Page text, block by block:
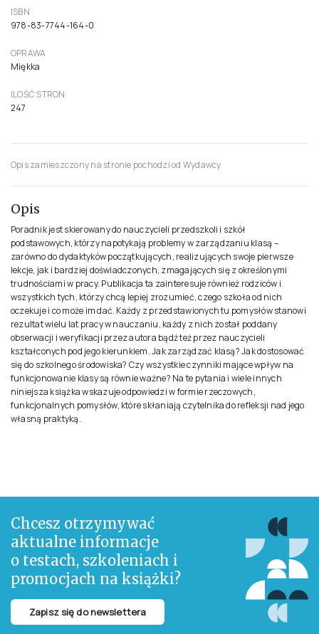
ISBN
978-83-7744-164-0
OPRAWA
Miękka
ILOŚĆ STRON
247
Opis zamieszczony na stronie pochodzi od Wydawcy
Opis
Poradnik jest skierowany do nauczycieli przedszkoli i szkół
podstawowych, którzy napotykają problemy w zarządzaniu klasą –
zarówno do dydaktyków początkujących, realizujących swoje pierwsze
lekcje, jak i bardziej doświadczonych, zmagających się z określonymi
trudnościami w pracy. Publikacja ta zainteresuje również rodziców i
wszystkich tych, którzy chcą lepiej zrozumieć, czego szkoła od nich
oczekuje i co może im dać. Każdy z przedstawionych tu pomysłów stanowi
rezultat wielu lat pracy w nauczaniu, każdy z nich został poddany
obserwacji i weryfikacji przez autora bądź też przez nauczycieli
kształconych pod jego kierunkiem. Jak zarządzać klasą? Jak dostosować
się do szkolnego środowiska? Czy wszystkie czynniki mające wpływ na
funkcjonowanie klasy są równie ważne? Na te pytania i wiele innych
niniejsza książka wskazuje odpowiedzi w formie rzeczowych,
funkcjonalnych pomysłów, które skłaniają czytelnika do refleksji nad jego
własną praktyką.
Chcesz otrzymywać
aktualne informacje
o testach, szkoleniach i
promocjach na książki?
Zapisz się do newslettera